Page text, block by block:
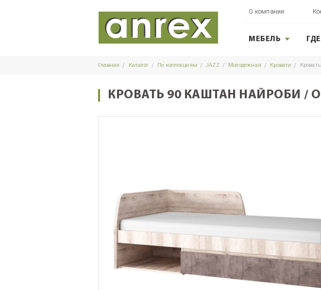
О компании
МЕБЕЛЬ
Главная Каталог По коллекциям JAZZ Молодежная Кровати
КРОВАТЬ 90 КАШТАН НАЙРОБИ /